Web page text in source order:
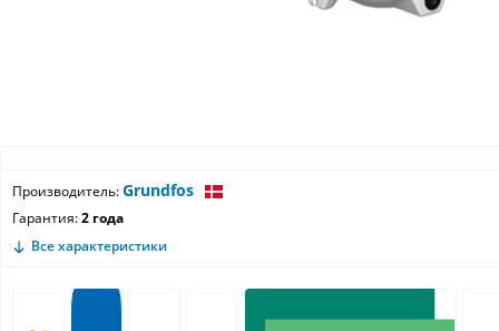
Производитель:Grundfos
Гарантия:2 года
Все характеристики